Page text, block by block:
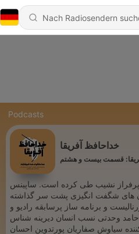
Podcasts
خداحافظ آفریقا
نشیب طی کرده است. ساپینس
های شگفت انگیزی پشت سر گذاشته
و برنامه ساز پرسابقه رادیو و
حامد وحدتی نسب انسان دیرینه شناس
سیاوش صفاریان پورتدوین احسان